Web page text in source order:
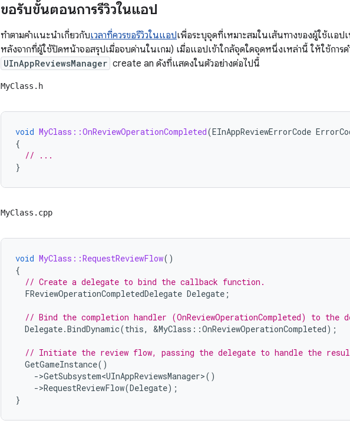
ขอรับขั้นตอนการรีวิวในแอป
ทำตามคำแนะนำเกี่ยวกับเวลาที่ควรขอรีวิวในแอปเพื่อระบุจุดที่เหมาะสมในเส้นทางของผู้ใช้แอป
หลังจากที่ผู้ใช้ปิดหน้าจอสรุปเมื่อจบด่านในเกม) เมื่อแอปเข้าใกล้จุดใดจุดหนึ่งเหล่านี้ ให้ใช้การด
UInAppReviewsManager create an ดังที่แสดงในตัวอย่างต่อไปนี้
MyClass.h
void MyClass::OnReviewOperationCompleted(EInAppReviewErrorCode
{
// ...
}
MyClass.cpp
void MyClass::RequestReviewFlow()
{
// Create a delegate to bind the callback function.
FReviewOperationCompletedDelegate Delegate ;
// Bind the completion handler (OnReviewOperationCompleted) to the
Delegate.BindDynamic(this, &MyClass ::OnReviewOperationCompleted);
// Initiate the review flow, passing the delegate to handle the
GetGameInstance()
->GetSubsystem<UInAppReviewsManager>()
->RequestReviewFlow(Delegate);
}